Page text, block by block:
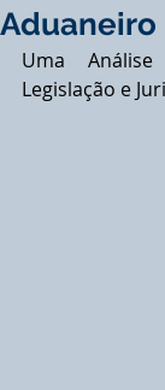
Aduaneiro
Uma
Legislação e